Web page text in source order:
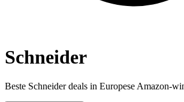
Schneider
Beste Schneider deals in Europese Amazon-